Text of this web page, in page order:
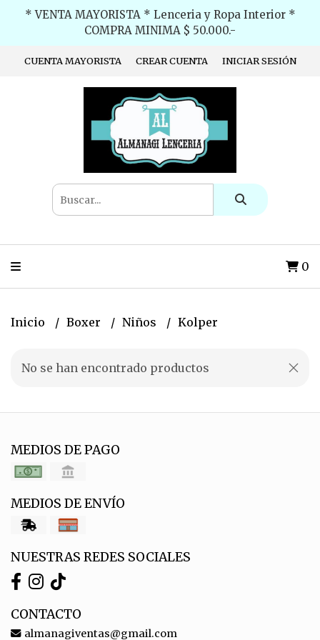
* VENTA MAYORISTA * Lenceria y Ropa Interior *
COMPRA MINIMA $ 50.000.-
CUENTA MAYORISTA CREAR CUENTA INICIAR SESIÓN
0
Inicio Boxer Niños Kolper
No se han encontrado productos
MEDIOS DE PAGO
MEDIOS DE ENVÍO
NUESTRAS REDES SOCIALES
CONTACTO
almanagiventas@gmail.com